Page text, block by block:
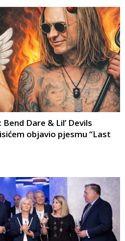
Bend Dare & Lil’ Devils
objavio pjesmu “Last